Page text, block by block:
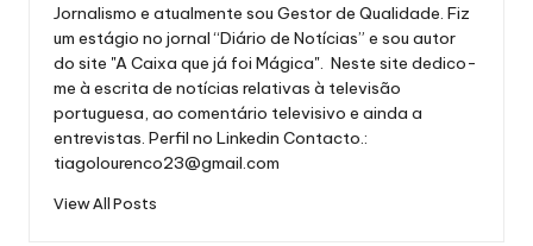
Jornalismo e atualmente sou Gestor de Qualidade. Fiz
um estágio no jornal “Diário de Notícias” e sou autor
do site "A Caixa que já foi Mágica". Neste site dedico-
me à escrita de notícias relativas à televisão
portuguesa, ao comentário televisivo e ainda a
entrevistas. Perfil no Linkedin Contacto.:
tiagolourenco23@gmail.com
View All Posts